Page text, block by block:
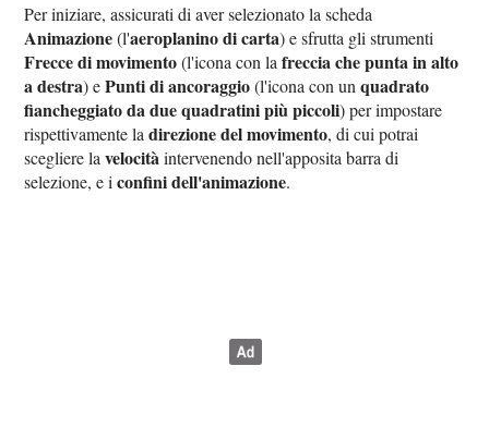
Per iniziare, assicurati di aver selezionato la scheda
Animazione(l'aeroplanino di carta) e sfrutta gli strumenti
Frecce di movimento(l'icona con lafreccia che punta in alto
a destra) ePunti di ancoraggio(l'icona con unquadrato
fiancheggiato da due quadratini più piccoli) per impostare
rispettivamente ladirezione del movimento, di cui potrai
scegliere lavelocitàintervenendo nell'apposita barra di
selezione, e iconfini dell'animazione.